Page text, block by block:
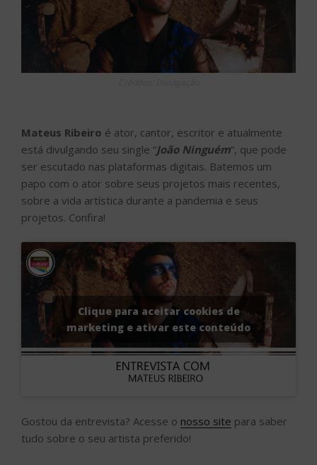
Mateus Ribeiro é ator, cantor, escritor e atualmente
está divulgando seu single “João Ninguém”, que pode
ser escutado nas plataformas digitais. Batemos um
papo com o ator sobre seus projetos mais recentes,
sobre a vida artística durante a pandemia e seus
projetos. Confira!
Clique para aceitar cookies de
marketing e ativar este conteúdo
Gostou da entrevista? Acesse o nosso site para saber
tudo sobre o seu artista preferido!